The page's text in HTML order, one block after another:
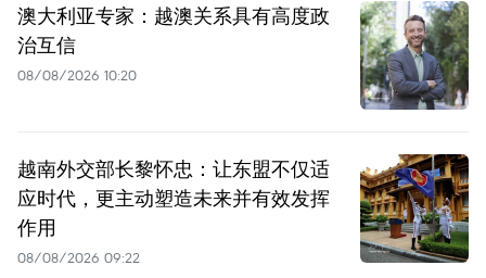
澳大利亚专家：越澳关系具有高度政
治互信
08/08/2026 10:20
越南外交部长黎怀忠：让东盟不仅适
应时代，更主动塑造未来并有效发挥
作用
08/08/2026 09:22